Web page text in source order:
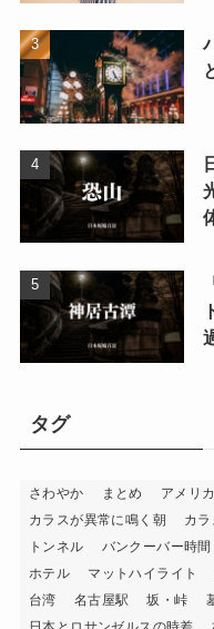
タグ
さわやか まとめ アメリカ
カラスが異常に鳴く朝
カ
トンネル
バンクーバー時間
ホテル
マットハイライト
台湾
名古屋駅 坂・峠